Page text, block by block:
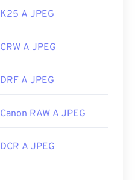
K25 A JPEG
CRW A JPEG
DRF A JPEG
Canon RAW A JPEG
DCR A JPEG